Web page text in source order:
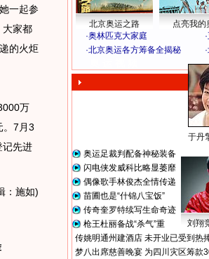
一起参
大家都
的火炬
万
。7月3
记先进
：施如)
北京奥运之路 点亮我的
·奥林匹克大家庭 ·
·北京奥运各方筹备全揭秘 ·
于丹
奥运足裁判配备神秘装备
闪电侠发威科比略显萎靡
偶像歌手林俊杰全情传递
苗圃也是“什锦八宝饭”
传奇奎罗特续写生命奇迹
枪王杜丽备战“杀气”重
刘翔
传姚明通州建酒店 未开业已受到热
梦八出席慈善晚宴 为四川灾区筹款